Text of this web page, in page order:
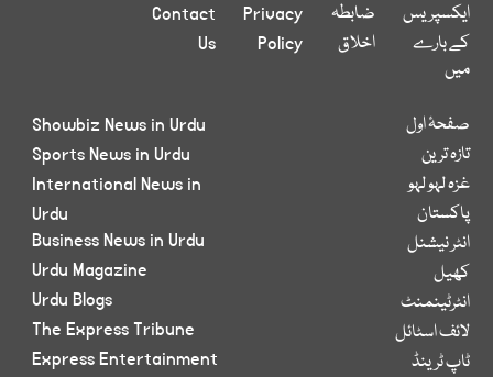
ایکسپریس
کے بارے
میں
ضابطہ
اخلاق
Privacy
Policy
Contact
Us
صفحۂ اول
تازہ ترین
غزہ لہو لہو
پاکستان
انٹر نیشنل
کھیل
انٹرٹینمنٹ
لائف اسٹائل
ٹاپ ٹرینڈ
Showbiz News in Urdu
Sports News in Urdu
International News in
Urdu
Business News in Urdu
Urdu Magazine
Urdu Blogs
The Express Tribune
Express Entertainment